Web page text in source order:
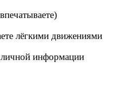
лёгкими движениями
информации